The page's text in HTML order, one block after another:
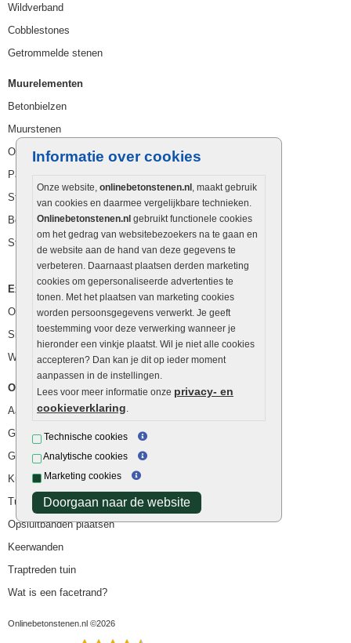
Informatie over cookies
Onze website, onlinebetonstenen.nl , maakt gebruik
van cookies en daarmee vergelijkbare technieken.
Onlinebetonstenen.nl gebruikt functionele cookies
om het gedrag van websitebezoekers na te gaan en
de website aan de hand van deze gegevens te
verbeteren. Daarnaast plaatsen derden marketing
cookies om gepersonaliseerde advertenties te
tonen. Met het plaatsen van marketing cookies
worden persoonsgegevens verwerkt. Je geeft
toestemming voor deze verwerking wanneer je
hieronder een vinkje plaatst. Wil je niet alle cookies
accepteren? Dan kan je dit op ieder moment
aanpassen in de instellingen.
Lees voor meer informatie onze privacy- en
cookieverklaring
Technische cookies
Analytische cookies
Marketing cookies
Doorgaan naar de website
Wildverband
Cobblestones
Getrommelde stenen
Muurelementen
Betonbielzen
Muurstenen
Opsluitbanden
Palissaden
Stapelblokken
Betonblokken
Stapelstenen
Extra benodigdheden
Ophoogzand
Siergrind en siersplit
Waterafvoer
Overig
Aanbiedingen
Goedkope bestrating
Goedkope tuintegels
Kunstgras
Tuintegels outlet
Opsluitbanden plaatsen
Keerwanden
Traptreden tuin
Wat is een facetrand?
Onlinebetonstenen.nl ©2026